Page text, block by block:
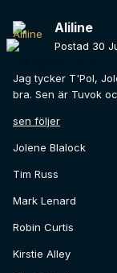
Aliline
Postad 30
Jag tycker T'Pol,
bra. Sen är Tuvok
sen följer
Jolene Blalock
Tim Russ
Mark Lenard
Robin Curtis
Kirstie Alley